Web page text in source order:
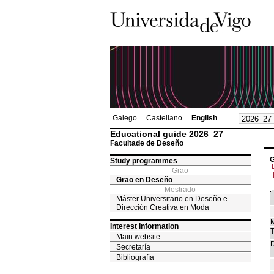
Galego Castellano English
Educational guide 2026_27
Facultade de Deseño
Study programmes
Grao
Grao en Deseño
Mestrado
Máster Universitario en Deseño e
Dirección Creativa en Moda
Interest Information
Main website
Secretaría
Bibliografía